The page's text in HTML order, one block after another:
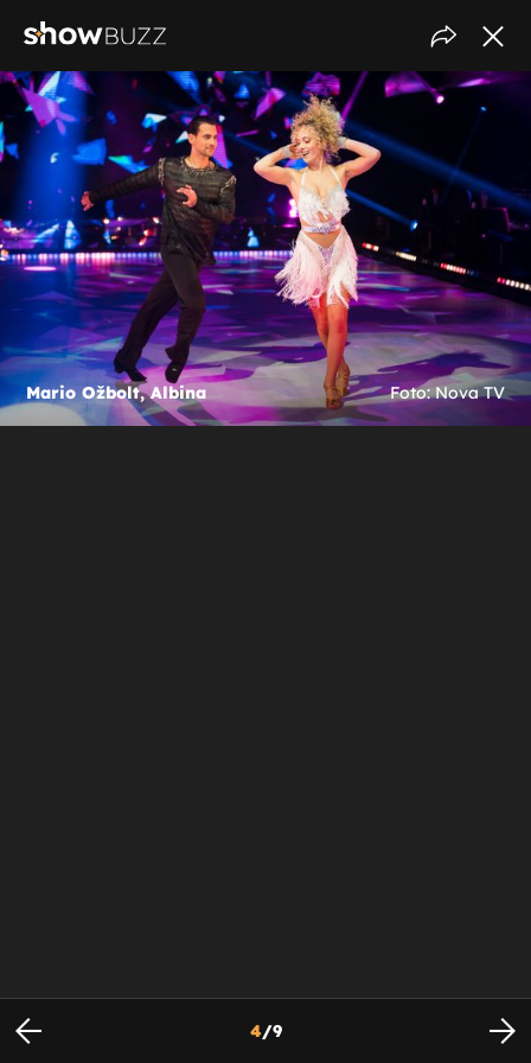
Mario Ožbolt, Albina Foto: Nova TV
4/9